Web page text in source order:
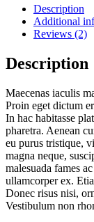
Description
Additional
Reviews (2)
Description
Maecenas iaculis
Proin eget dictum
In hac habitasse
pharetra. Aenean
eu purus tristique,
magna neque,
malesuada fames
ullamcorper ex.
Donec risus nisi,
Vestibulum non